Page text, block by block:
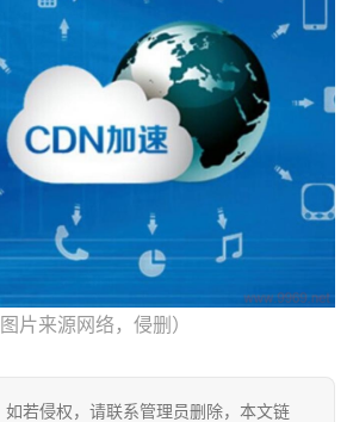
图片来源网络，侵删）
若侵权，请联系管理员删除，本文链